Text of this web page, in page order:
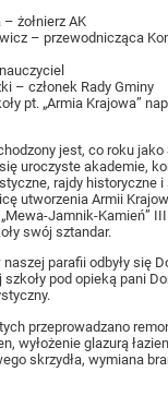
żołnierz AK
– przewodnicząca
– członek Rady Gminy
pt. „Armia Krajowa”
jest, co roku jako
uroczyste akademie,
rajdy historyczne
utworzenia Armii
Jamnik-Kamień”
swój sztandar.
parafii odbyły się
pod opieką pani
przeprowadzano
wyłożenie glazurą
skrzydła, wymiana